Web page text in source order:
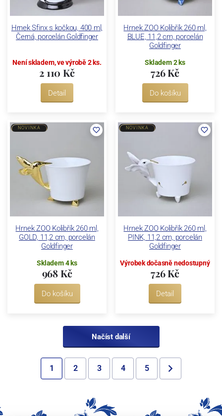
Hrnek Sfinx s kočkou, 400 ml,
Černá, porcelán Goldfinger
Není skladem, ve výrobě 2 ks.
2 110 Kč
Detail
Hrnek ZOO Kolibřík 260 ml,
BLUE, 11,2 cm, porcelán
Goldfinger
Skladem 2 ks
726 Kč
Do košíku
Hrnek ZOO Kolibřík 260 ml,
GOLD, 11,2 cm, porcelán
Goldfinger
NOVINKA
Skladem 4 ks
968 Kč
Do košíku
Hrnek ZOO Kolibřík 260 ml,
PINK, 11,2 cm, porcelán
Goldfinger
NOVINKA
Výrobek dočasně nedostupný
726 Kč
Detail
Načíst další
1 2 3 4 5